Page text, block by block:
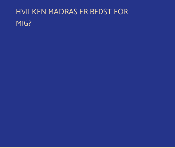
HVILKEN MADRAS ER BEDST FOR
MIG?